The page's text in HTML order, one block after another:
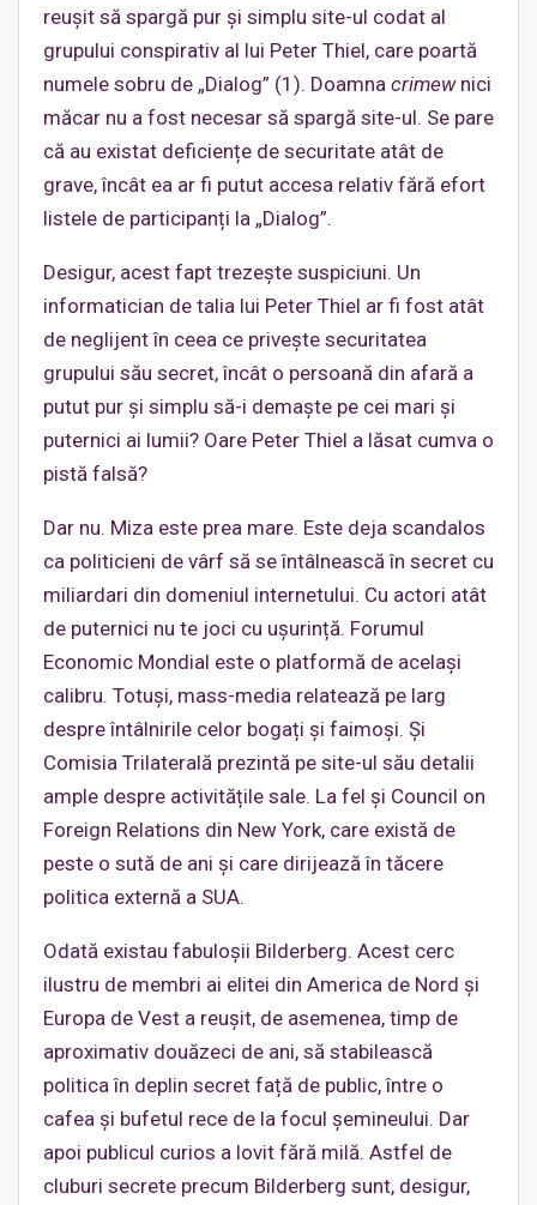
reușit să spargă pur și simplu site-ul codat al
grupului conspirativ al lui Peter Thiel, care poartă
numele sobru de „Dialog” (1). Doamna crimewnici
măcar nu a fost necesar să spargă site-ul. Se pare
că au existat deficiențe de securitate atât de
grave, încât ea ar fi putut accesa relativ fără efort
listele de participanți la „Dialog”.
Desigur, acest fapt trezește suspiciuni. Un
informatician de talia lui Peter Thiel ar fi fost atât
de neglijent în ceea ce privește securitatea
grupului său secret, încât o persoană din afară a
putut pur și simplu să-i demaște pe cei mari și
puternici ai lumii? Oare Peter Thiel a lăsat cumva o
pistă falsă?
Dar nu. Miza este prea mare. Este deja scandalos
ca politicieni de vârf să se întâlnească în secret cu
miliardari din domeniul internetului. Cu actori atât
de puternici nu te joci cu ușurință. Forumul
Economic Mondial este o platformă de același
calibru. Totuși, mass-media relatează pe larg
despre întâlnirile celor bogați și faimoși. Și
Comisia Trilaterală prezintă pe site-ul său detalii
ample despre activitățile sale. La fel și Council on
Foreign Relations din New York, care există de
peste o sută de ani și care dirijează în tăcere
politica externă a SUA.
Odată existau fabuloșii Bilderberg. Acest cerc
ilustru de membri ai elitei din America de Nord și
Europa de Vest a reușit, de asemenea, timp de
aproximativ douăzeci de ani, să stabilească
politica în deplin secret față de public, între o
cafea și bufetul rece de la focul șemineului. Dar
apoi publicul curios a lovit fără milă. Astfel de
cluburi secrete precum Bilderberg sunt, desigur,